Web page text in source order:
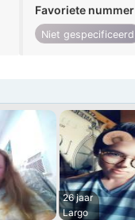
Favoriete nummer
Niet gespecificeerd
26 jaar
Largo